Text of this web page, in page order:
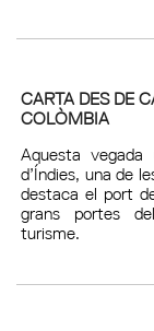
CARTA DES DE
COLÒMBIA
Aquesta
d’Índies, una de
destaca el port
grans portes
turisme.